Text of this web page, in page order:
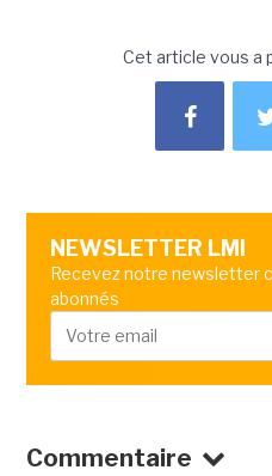
Cet article vous a
NEWSLETTER LMI
Recevez notre newsletter
abonnés
Commentaire